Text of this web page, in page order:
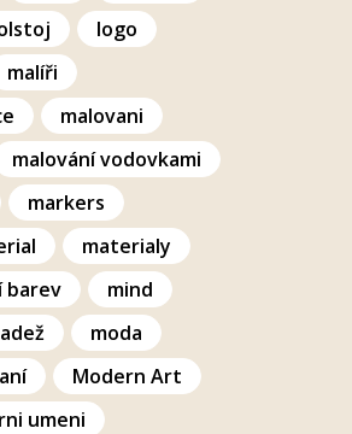
logo
malíři
malovani
malování vodovkami
markers
materialy
barev
mind
moda
Modern Art
umeni